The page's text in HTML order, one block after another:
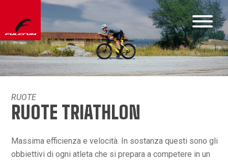
RUOTE
RUOTE TRIATHLON
Massima efficienza e velocità. In sostanza questi sono gli
obbiettivi di ogni atleta che si prepara a competere in un